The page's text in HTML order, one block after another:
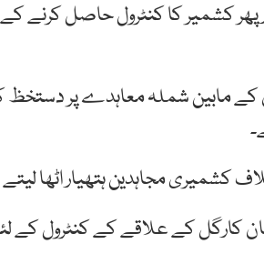
ایک بار پھر کشمیر کا کنٹرول حاصل
ہندوستان کے مابین شملہ معاہدے پر